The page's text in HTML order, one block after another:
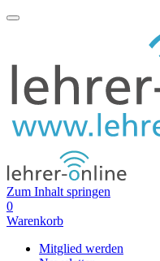
Zum Inhalt springen
0
Warenkorb
Mitglied werden